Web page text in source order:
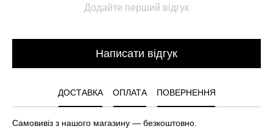
Додайте перший відгук
Написати відгук
ДОСТАВКА ОПЛАТА ПОВЕРНЕННЯ
Самовивіз з нашого магазину — безкоштовно.